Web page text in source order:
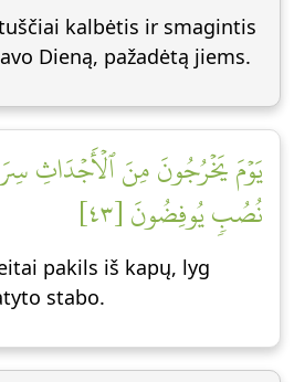
kalbėtis ir smagintis
Dieną, pažadėtą jiems.
يَوۡمَ يَخۡرُجُونَ مِنَ ٱلۡأَجۡدَاثِ
نُصُبٖ يُوفِضُونَ [٤٣]
pakils iš kapų, lyg
stabo.